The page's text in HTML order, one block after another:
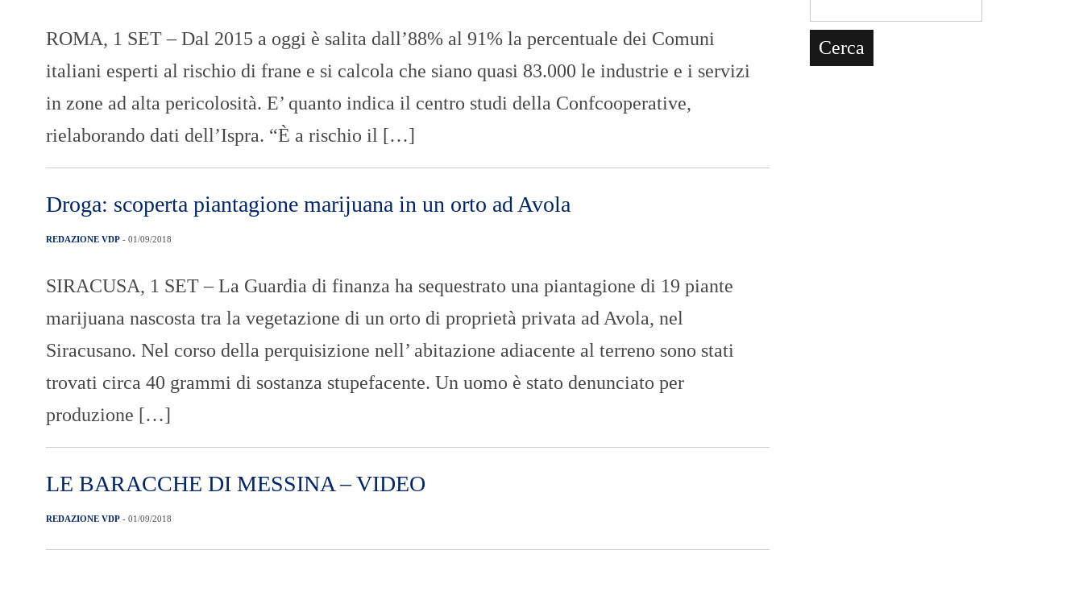
ROMA, 1 SET – Dal 2015 a oggi è salita dall’88% al 91% la percentuale dei Comuni
italiani esperti al rischio di frane e si calcola che siano quasi 83.000 le industrie e i servizi
in zone ad alta pericolosità. E’ quanto indica il centro studi della Confcooperative,
rielaborando dati dell’Ispra. “È a rischio il […]
Droga: scoperta piantagione marijuana in un orto ad Avola
REDAZIONE VDP - 01/09/2018
SIRACUSA, 1 SET – La Guardia di finanza ha sequestrato una piantagione di 19 piante
marijuana nascosta tra la vegetazione di un orto di proprietà privata ad Avola, nel
Siracusano. Nel corso della perquisizione nell’ abitazione adiacente al terreno sono stati
trovati circa 40 grammi di sostanza stupefacente. Un uomo è stato denunciato per
produzione […]
LE BARACCHE DI MESSINA – VIDEO
REDAZIONE VDP - 01/09/2018